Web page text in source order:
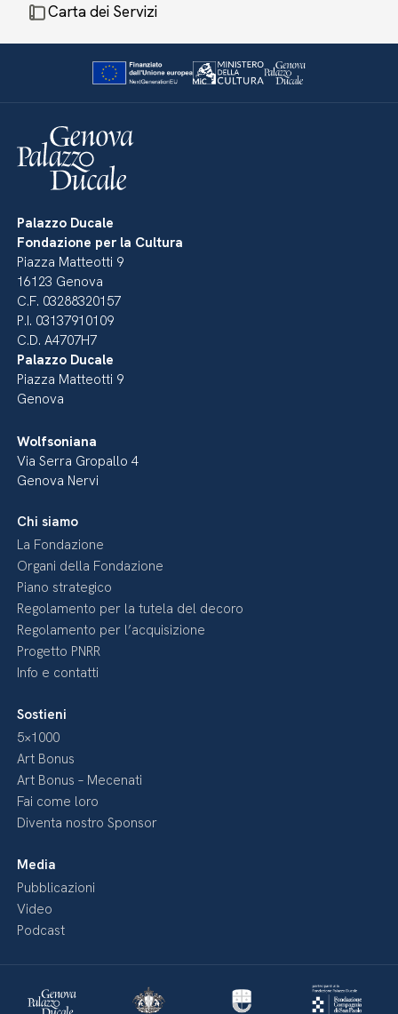
Carta dei Servizi
Palazzo Ducale
Fondazione per la Cultura
Piazza Matteotti 9
16123 Genova
C.F. 03288320157
P.I. 03137910109
C.D. A4707H7
Palazzo Ducale
Piazza Matteotti 9
Genova
Wolfsoniana
Via Serra Gropallo 4
Genova Nervi
Chi siamo
La Fondazione
Organi della Fondazione
Piano strategico
Regolamento per la tutela del decoro
Regolamento per l’acquisizione
Progetto PNRR
Info e contatti
Sostieni
5×1000
Art Bonus
Art Bonus – Mecenati
Fai come loro
Diventa nostro Sponsor
Media
Pubblicazioni
Video
Podcast